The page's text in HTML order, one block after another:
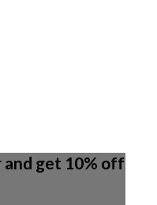
get 10% off